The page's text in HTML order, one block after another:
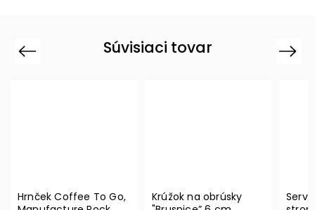
Súvisiaci tovar
Previous
Hrnček Coffee To Go,
Krúžok na obrúsky
Next